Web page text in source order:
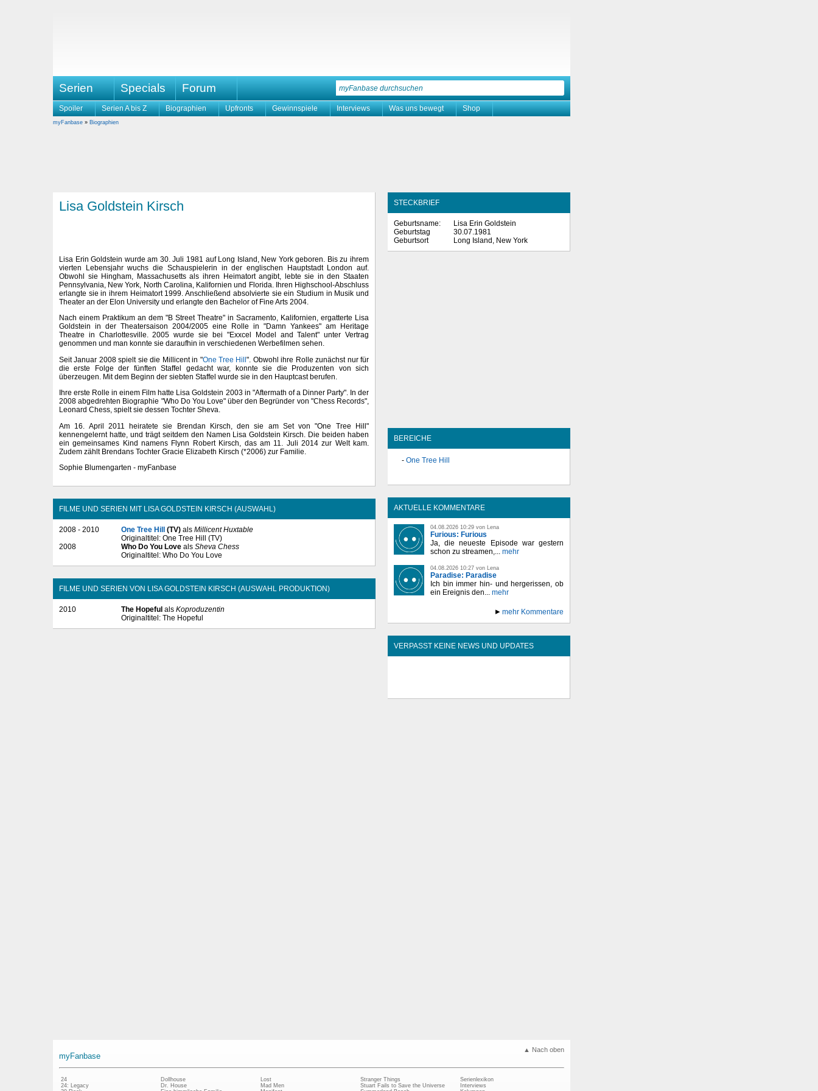
Serien Specials Forum
Spoiler Serien A bis Z Biographien Upfronts Gewinnspiele Interviews Was uns bewegt Shop
myFanbase » Biographien
Lisa Goldstein Kirsch
Lisa Erin Goldstein wurde am 30. Juli 1981 auf Long Island, New York geboren. Bis zu ihrem
vierten Lebensjahr wuchs die Schauspielerin in der englischen Hauptstadt London auf.
Obwohl sie Hingham, Massachusetts als ihren Heimatort angibt, lebte sie in den Staaten
Pennsylvania, New York, North Carolina, Kalifornien und Florida. Ihren Highschool-Abschluss
erlangte sie in ihrem Heimatort 1999. Anschließend absolvierte sie ein Studium in Musik und
Theater an der Elon University und erlangte den Bachelor of Fine Arts 2004.
Nach einem Praktikum an dem "B Street Theatre" in Sacramento, Kalifornien, ergatterte Lisa
Goldstein in der Theatersaison 2004/2005 eine Rolle in "Damn Yankees" am Heritage
Theatre in Charlottesville. 2005 wurde sie bei "Exxcel Model and Talent" unter Vertrag
genommen und man konnte sie daraufhin in verschiedenen Werbefilmen sehen.
Seit Januar 2008 spielt sie die Millicent in "One Tree Hill". Obwohl ihre Rolle zunächst nur für
die erste Folge der fünften Staffel gedacht war, konnte sie die Produzenten von sich
überzeugen. Mit dem Beginn der siebten Staffel wurde sie in den Hauptcast berufen.
Ihre erste Rolle in einem Film hatte Lisa Goldstein 2003 in "Aftermath of a Dinner Party". In der
2008 abgedrehten Biographie "Who Do You Love" über den Begründer von "Chess Records",
Leonard Chess, spielt sie dessen Tochter Sheva.
Am 16. April 2011 heiratete sie Brendan Kirsch, den sie am Set von "One Tree Hill"
kennengelernt hatte, und trägt seitdem den Namen Lisa Goldstein Kirsch. Die beiden haben
ein gemeinsames Kind namens Flynn Robert Kirsch, das am 11. Juli 2014 zur Welt kam.
Zudem zählt Brendans Tochter Gracie Elizabeth Kirsch (*2006) zur Familie.
Sophie Blumengarten - myFanbase
FILME UND SERIEN MIT LISA GOLDSTEIN KIRSCH (AUSWAHL)
2008 - 2010 One Tree Hill (TV) als Millicent Huxtable
Originaltitel: One Tree Hill (TV)
2008
Who Do You Love als Sheva Chess
Originaltitel: Who Do You Love
FILME UND SERIEN VON LISA GOLDSTEIN KIRSCH (AUSWAHL PRODUKTION)
2010 The Hopeful als Koproduzentin
Originaltitel: The Hopeful
STECKBRIEF
Geburtsname:
Lisa Erin Goldstein
Geburtstag
30.07.1981
Geburtsort
Long Island, New York
BEREICHE
One Tree Hill
AKTUELLE KOMMENTARE
04.08.2026 10:29 von Lena
Furious: Furious
Ja, die neueste Episode war gestern
schon zu streamen,... mehr
04.08.2026 10:27 von Lena
Paradise: Paradise
Ich bin immer hin- und hergerissen, ob
ein Ereignis den... mehr
mehr Kommentare
VERPASST KEINE NEWS UND UPDATES
▲ Nach oben
myFanbase
24
24: Legacy
Dollhouse
Dr. House
Lost
Mad Men
Stranger Things
Stuart Fails to Save the Universe
Serienlexikon
Interviews